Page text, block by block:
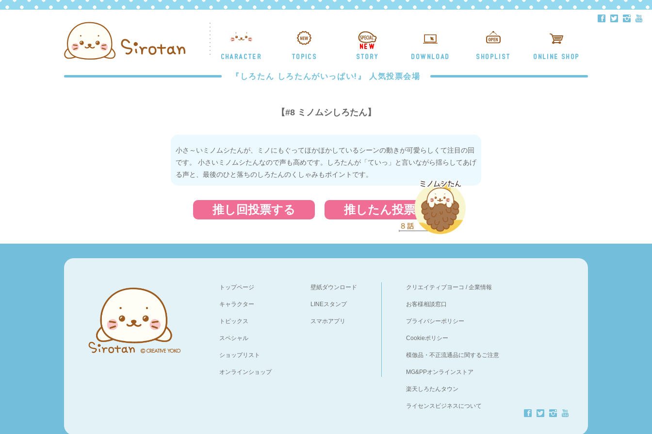
CHARACTER TOPICS
NEW
STORY
DOWNLOAD SHOPLIST ONLINE SHOP
ä å ë ð
『しろたん しろたんがいっぱい!』 人気投票会場
【#8 ミノムシしろたん】
小さ～いミノムシたんが、ミノにもぐってほかほかしているシーンの動きが可愛らしくて注目の回
です。 小さいミノムシたんなので声も高めです。しろたんが「ていっ」と言いながら揺らしてあげ
る声と、最後のひと落ちのしろたんのくしゃみもポイントです。
推し回投票する 推したん投票する
トップページ
キャラクター
トピックス
スペシャル
ショップリスト
オンラインショップ
壁紙ダウンロード
LINEスタンプ
スマホアプリ
クリエイティブヨーコ /企業情報
お客様相談窓口
プライバシーポリシー
Cookieポリシー
模倣品・不正流通品に関するご注意
MG&PPオンラインストア
楽天しろたんタウン
ライセンスビジネスについて
ä å ë ð